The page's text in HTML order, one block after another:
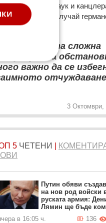
Йоахим Гаук и
Меркел по случай
„В сегашната сложна
важно да се
3 Октомври,
5 ЧЕТЕНИ
Путин обяви
на нов род войски
руската армия:
Лямин ще бъде
в 16:05 ч.
136